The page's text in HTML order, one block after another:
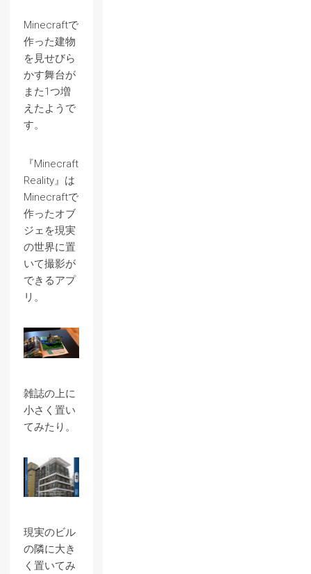
Minecraftで
作った建物
を見せびら
かす舞台が
また1つ増
えたようで
す。
『Minecraft
Reality』は
Minecraftで
作ったオブ
ジェを現実
の世界に置
いて撮影が
できるアプ
リ。
雑誌の上に
小さく置い
てみたり。
現実のビル
の隣に大き
く置いてみ